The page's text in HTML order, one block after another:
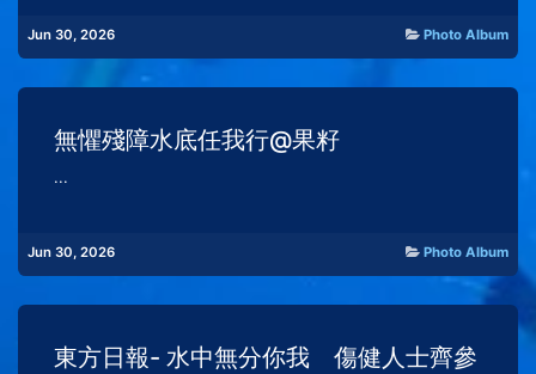
Jun 30, 2026 Photo Album
無懼殘障水底任我行@果籽
...
Jun 30, 2026 Photo Album
東方日報- 水中無分你我 傷健人士齊參